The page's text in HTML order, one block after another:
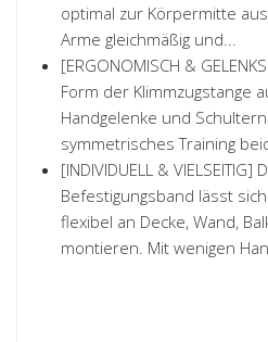
optimal zur Körpermitte
Arme gleichmäßig und...
[ERGONOMISCH &
Form der Klimmzugstange
Handgelenke und
symmetrisches Training
[INDIVIDUELL &
Befestigungsband lässt
flexibel an Decke, Wand,
montieren. Mit wenigen